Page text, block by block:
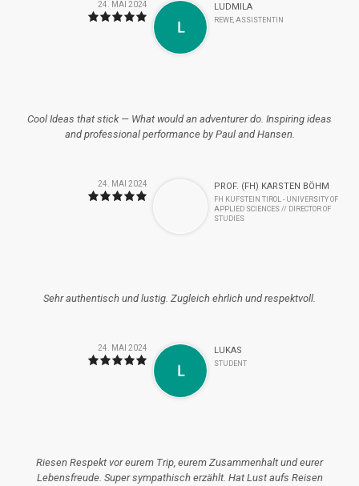
LUDMILA
REWE, ASSISTENTIN
24. MAI 2024
Cool Ideas that stick — What would an adventurer do. Inspiring ideas
and professional performance by Paul and Hansen.
PROF. (FH) KARSTEN BÖHM
FH KUFSTEIN TIROL - UNIVERSITY OF
APPLIED SCIENCES // DIRECTOR OF
STUDIES
24. MAI 2024
Sehr authentisch und lustig. Zugleich ehrlich und respektvoll.
LUKAS
STUDENT
24. MAI 2024
Riesen Respekt vor eurem Trip, eurem Zusammenhalt und eurer
Lebensfreude. Super sympathisch erzählt. Hat Lust aufs Reisen